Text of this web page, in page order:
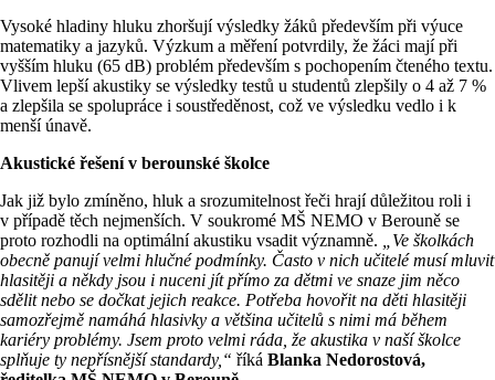
Vysoké hladiny hluku zhoršují výsledky žáků především při výuce
matematiky a jazyků. Výzkum a měření potvrdily, že žáci mají při
vyšším hluku (65 dB) problém především s pochopením čteného textu.
Vlivem lepší akustiky se výsledky testů u studentů zlepšily o 4 až 7 %
a zlepšila se spolupráce i soustředěnost, což ve výsledku vedlo i k
menší únavě.
Akustické řešení v berounské školce
Jak již bylo zmíněno, hluk a srozumitelnost řeči hrají důležitou roli i
v případě těch nejmenších. V soukromé MŠ NEMO v Berouně se
proto rozhodli na optimální akustiku vsadit významně.
„Ve školkách
obecně panují velmi hlučné podmínky. Často v nich učitelé musí mluvit
hlasitěji a někdy jsou i nuceni jít přímo za dětmi ve snaze jim něco
sdělit nebo se dočkat jejich reakce. Potřeba hovořit na děti hlasitěji
samozřejmě namáhá hlasivky a většina učitelů s nimi má během
kariéry problémy. Jsem proto velmi ráda, že akustika v naší školce
splňuje ty nepřísnější standardy,“ říká Blanka Nedorostová,